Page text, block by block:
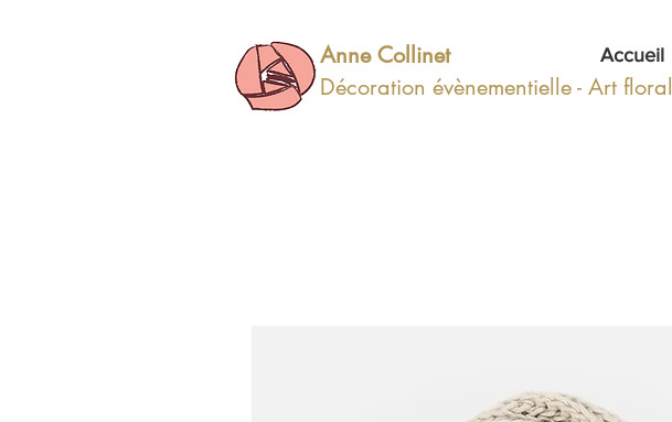
Accueil
Anne Collinet
Décoration évènementielle - Art floral